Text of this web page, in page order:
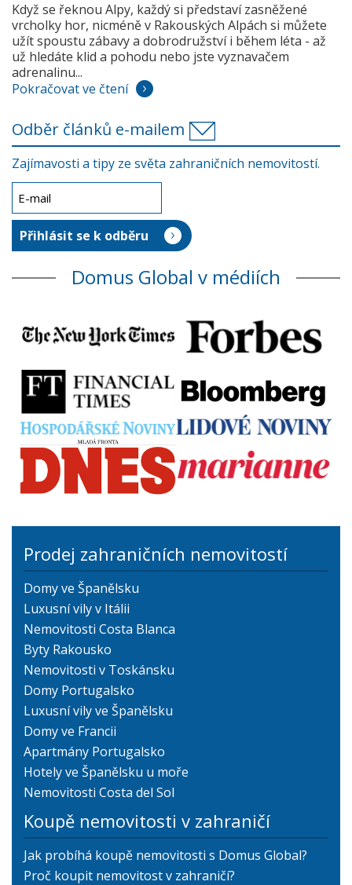
Když se řeknou Alpy, každý si představí zasněžené
vrcholky hor, nicméně v Rakouských Alpách si můžete
užít spoustu zábavy a dobrodružství i během léta - až
už hledáte klid a pohodu nebo jste vyznavačem
adrenalinu...
Pokračovat ve čtení
Odběr článků e-mailem
Zajímavosti a tipy ze světa zahraničních nemovitostí.
Domus Global v médiích
Prodej zahraničních nemovitostí
Domy ve Španělsku
Luxusní vily v Itálii
Nemovitosti Costa Blanca
Byty Rakousko
Nemovitosti v Toskánsku
Domy Portugalsko
Luxusní vily ve Španělsku
Domy ve Francii
Apartmány Portugalsko
Hotely ve Španělsku u moře
Nemovitosti Costa del Sol
Koupě nemovitosti v zahraničí
Jak probíhá koupě nemovitosti s Domus Global?
Proč koupit nemovitost v zahraničí?